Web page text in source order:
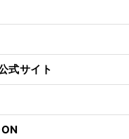
式サイト